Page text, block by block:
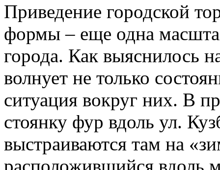
Приведение городской
формы – еще одна
города. Как выяснилось
волнует не только
ситуация вокруг них. В
стоянку фур вдоль ул.
выстраиваются там на
расположившийся вдоль